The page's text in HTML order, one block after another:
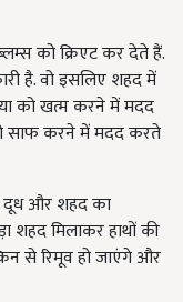
को क्रिएट कर देते हैं.
है. वो इसलिए शहद में
को खत्म करने में मदद
साफ करने में मदद करते
और शहद का
शहद मिलाकर हाथों की
से रिमूव हो जाएंगे और